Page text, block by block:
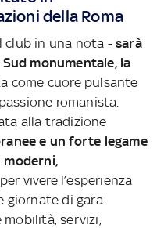
della Roma
club in una nota - sarà
monumentale, la
come cuore pulsante
romanista.
alla tradizione
e un forte legame
vivere l’esperienza
giornate di gara.
servizi,